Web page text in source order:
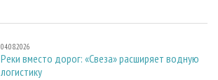
04.08.2026
Реки вместо дорог: «Свеза» расширяет водную
логистику